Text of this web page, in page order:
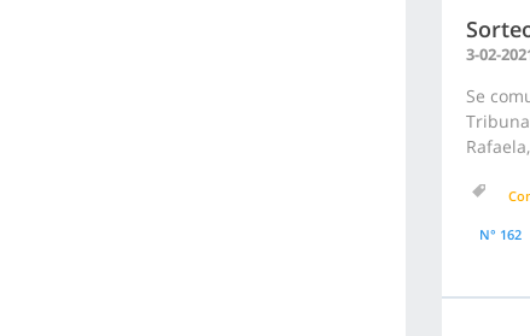
3-02-
Se
N° 162